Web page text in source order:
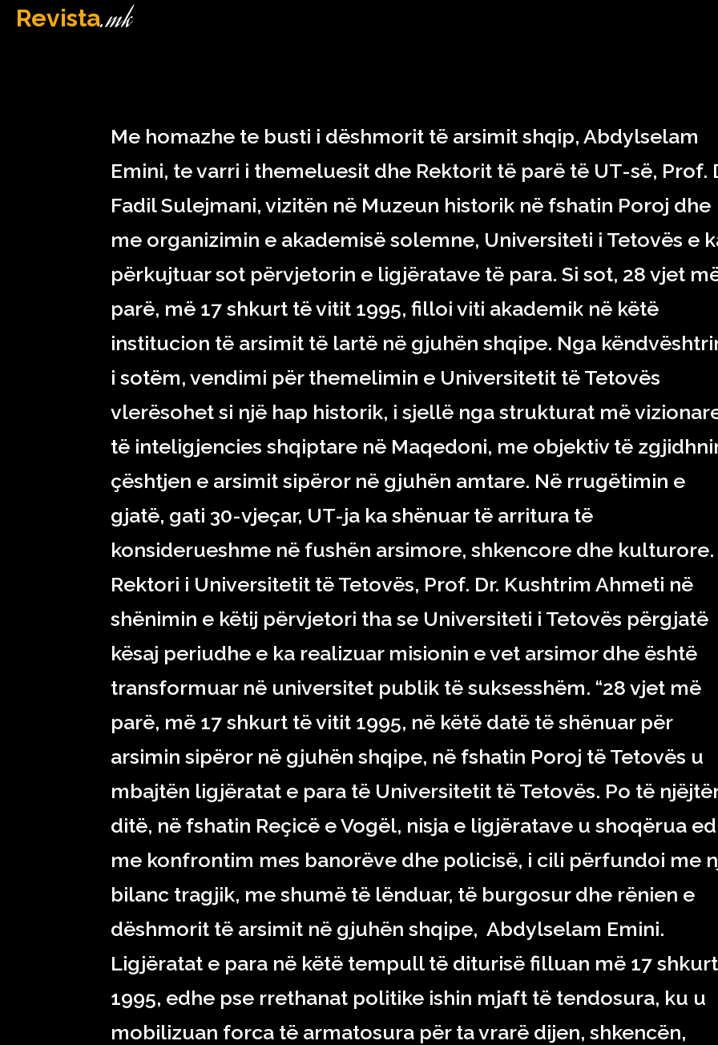
Revista.mk
Me homazhe te busti i dëshmorit të arsimit shqip, Abdylselam
Emini, te varri i themeluesit dhe Rektorit të parë të UT-së, Prof.
Fadil Sulejmani, vizitën në Muzeun historik në fshatin Poroj dhe
me organizimin e akademisë solemne, Universiteti i Tetovës e
përkujtuar sot përvjetorin e ligjëratave të para. Si sot, 28 vjet
parë, më 17 shkurt të vitit 1995, filloi viti akademik në këtë
institucion të arsimit të lartë në gjuhën shqipe. Nga
i sotëm, vendimi për themelimin e Universitetit të Tetovës
vlerësohet si një hap historik, i sjellë nga strukturat më
të inteligjencies shqiptare në Maqedoni, me objektiv të
çështjen e arsimit sipëror në gjuhën amtare. Në rrugëtimin e
gjatë, gati 30-vjeçar, UT-ja ka shënuar të arritura të
konsiderueshme në fushën arsimore, shkencore dhe kulturore.
Rektori i Universitetit të Tetovës, Prof. Dr. Kushtrim Ahmeti në
shënimin e këtij përvjetori tha se Universiteti i Tetovës përgjatë
kësaj periudhe e ka realizuar misionin e vet arsimor dhe është
transformuar në universitet publik të suksesshëm. “28 vjet më
parë, më 17 shkurt të vitit 1995, në këtë datë të shënuar për
arsimin sipëror në gjuhën shqipe, në fshatin Poroj të Tetovës u
mbajtën ligjëratat e para të Universitetit të Tetovës. Po të
ditë, në fshatin Reçicë e Vogël, nisja e ligjëratave u shoqërua
me konfrontim mes banorëve dhe policisë, i cili përfundoi me
bilanc tragjik, me shumë të lënduar, të burgosur dhe rënien e
dëshmorit të arsimit në gjuhën shqipe, Abdylselam Emini.
Ligjëratat e para në këtë tempull të diturisë filluan më 17 shkurt
1995, edhe pse rrethanat politike ishin mjaft të tendosura, ku u
mobilizuan forca të armatosura për ta vrarë dijen, shkencën,